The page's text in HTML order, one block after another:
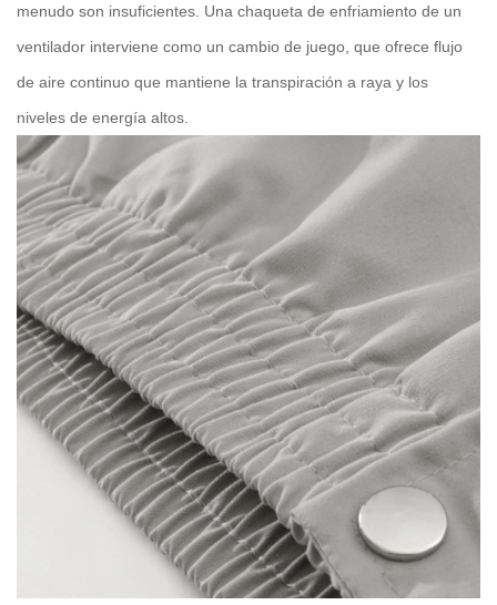
menudo son insuficientes. Una chaqueta de enfriamiento de un
ventilador interviene como un cambio de juego, que ofrece flujo
de aire continuo que mantiene la transpiración a raya y los
niveles de energía altos.